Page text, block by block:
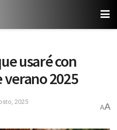
usaré con
2025
2025
AA